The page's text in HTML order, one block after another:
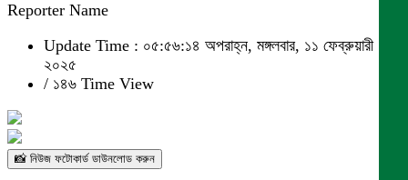
Reporter Name
Update Time : ০৫:৫৬:১৪ অপরাহ্ন, মঙ্গলবার, ১১ ফেব্রুয়ারী
২০২৫
/ ১৪৬ Time View
📸 নিউজ ফটোকার্ড ডাউনলোড করুন